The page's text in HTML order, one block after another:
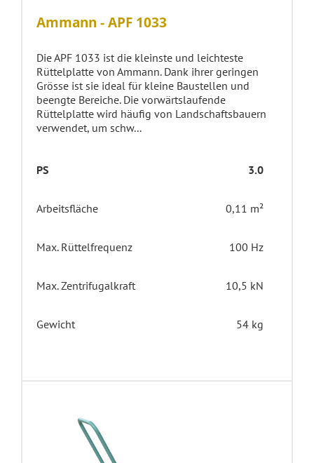
Ammann - APF 1033
Die APF 1033 ist die kleinste und leichteste
Rüttelplatte von Ammann. Dank ihrer geringen
Grösse ist sie ideal für kleine Baustellen und
beengte Bereiche. Die vorwärtslaufende
Rüttelplatte wird häufig von Landschaftsbauern
verwendet, um schw...
PS 3.0
Arbeitsfläche 0,11 m²
Max. Rüttelfrequenz 100 Hz
Max. Zentrifugalkraft 10,5 kN
Gewicht 54 kg